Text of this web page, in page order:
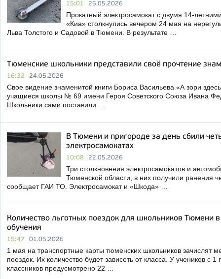
15:01 25.05.2026
Прокатный электросамокат с двумя 14-
«Киа» столкнулись вечером 24 мая на
Льва Толстого и Садовой в Тюмени. В результате …
Тюменские школьники представили своё прочтение
16:32 24.05.2026
Свое видение знаменитой книги Бориса Васильева «А зори
учащиеся школы № 69 имени Героя Советского Союза Ивана
Школьники сами поставили …
В Тюмени и пригороде за день сбили
электросамокатах
10:08 22.05.2026
Три столкновения электросамокатов и
Тюменской области, в них получили ранения
сообщает ГАИ ТО. Электросамокат и «Шкода» …
Количество льготных поездок для школьников Тюмени
обучения
15:47 01.05.2026
1 мая на транспортные карты тюменских школьников зачислят
поездок. Их количество будет зависеть от класса. У учеников с
классников предусмотрено 22 …